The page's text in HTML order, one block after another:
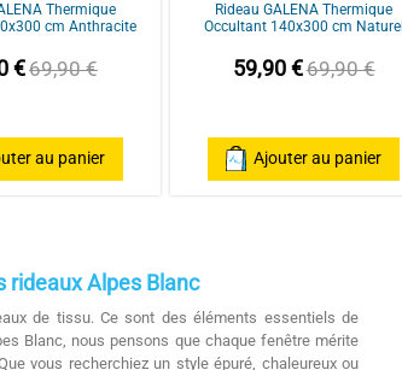
Thermique
cm Anthracite
€69,90 €
au panier
Rideau GALENA Thermique
Occultant 140x300 cm Naturel
59,90 €69,90 €
Ajouter au panier
rideaux Alpes Blanc
de tissu. Ce sont des éléments essentiels de
Blanc , nous pensons que chaque fenêtre mérite
vous recherchiez un style épuré, chaleureux ou